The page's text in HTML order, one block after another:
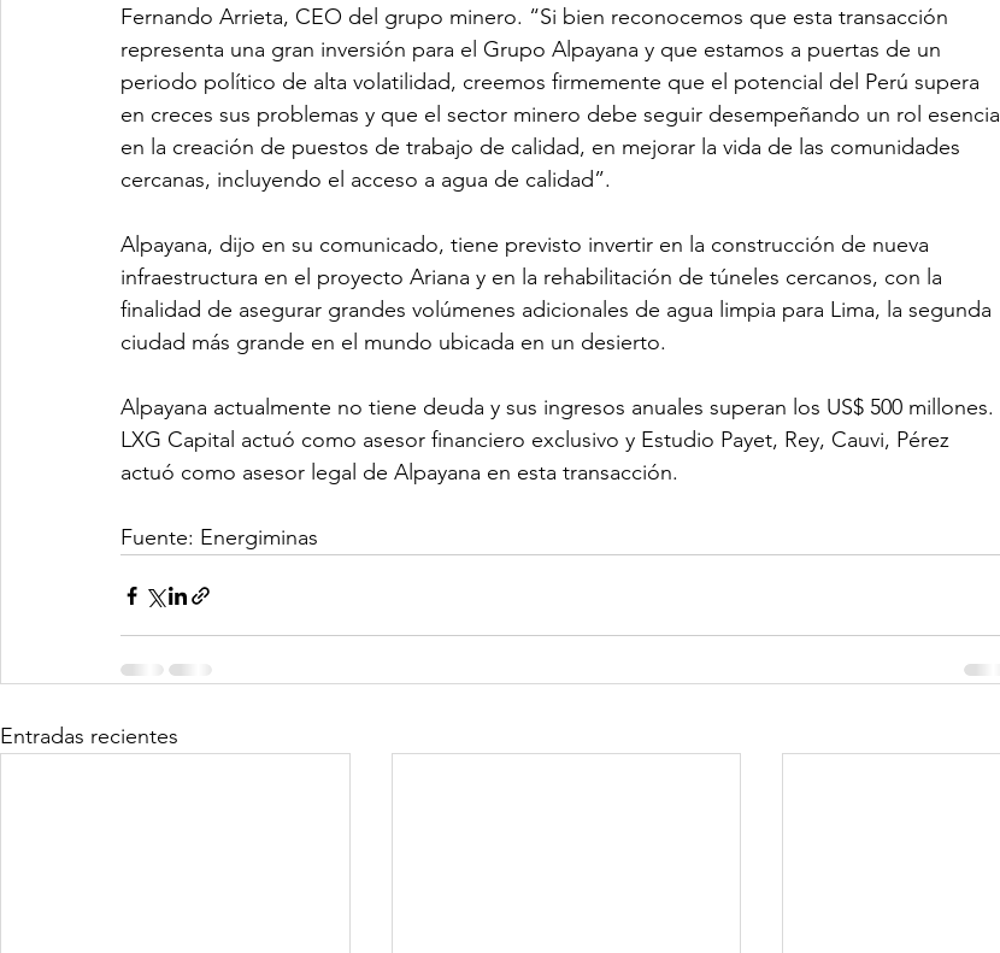
Fernando Arrieta, CEO del grupo minero. “Si bien reconocemos que esta transacción
representa una gran inversión para el Grupo Alpayana y que estamos a puertas de un
periodo político de alta volatilidad, creemos firmemente que el potencial del Perú supera
en creces sus problemas y que el sector minero debe seguir desempeñando un rol esencial
en la creación de puestos de trabajo de calidad, en mejorar la vida de las comunidades
cercanas, incluyendo el acceso a agua de calidad”.
Alpayana, dijo en su comunicado, tiene previsto invertir en la construcción de nueva
infraestructura en el proyecto Ariana y en la rehabilitación de túneles cercanos, con la
finalidad de asegurar grandes volúmenes adicionales de agua limpia para Lima, la segunda
ciudad más grande en el mundo ubicada en un desierto.
Alpayana actualmente no tiene deuda y sus ingresos anuales superan los US$ 500 millones.
LXG Capital actuó como asesor financiero exclusivo y Estudio Payet, Rey, Cauvi, Pérez
actuó como asesor legal de Alpayana en esta transacción.
Fuente: Energiminas
Entradas recientes